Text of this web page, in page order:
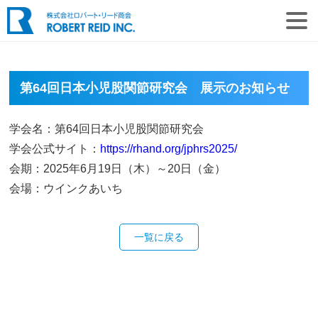
第64回日本小児股関節研究会 展示のお知らせ
学会名：第64回日本小児股関節研究会
学会公式サイト： https://rhand.org/jphrs2025/
会期：2025年6月19日（木）～20日（金）
会場：ウインクあいち
一覧に戻る